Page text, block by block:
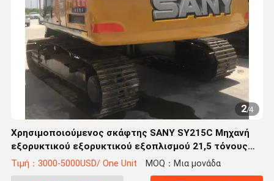
2/4
Χρησιμοποιούμενος σκάφτης SANY SY215C Μηχανή
εξορυκτικού εξορυκτικού εξοπλισμού 21,5 τόνους
λειτουργικό βάρος
Τιμή：3000-5000USD/ One Unit MOQ：Μια μονάδα